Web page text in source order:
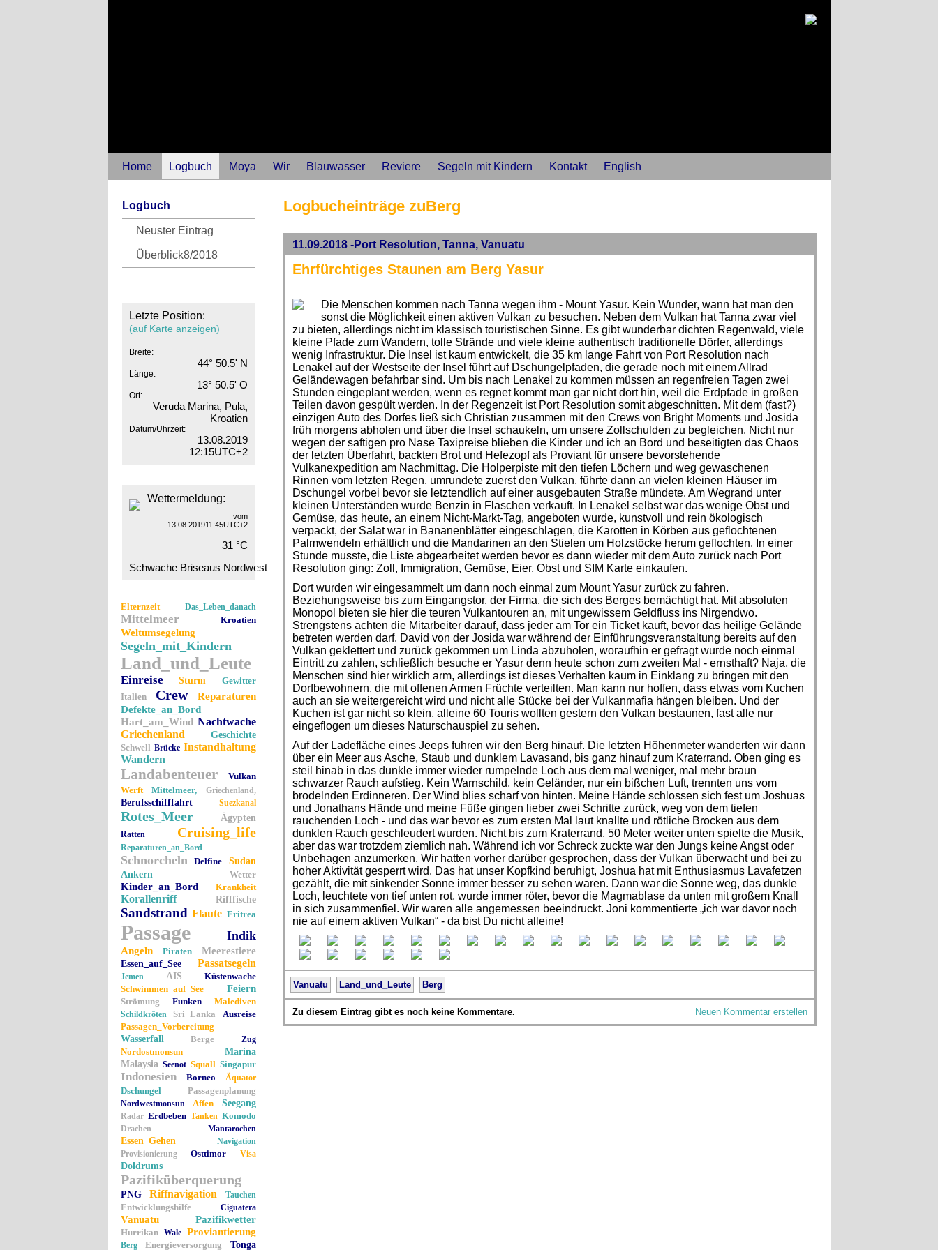
Home Logbuch Moya Wir Blauwasser Reviere Segeln mit Kindern Kontakt English
Logbuch
Neuster Eintrag
Überblick8/2018
Letzte Position:
(auf Karte anzeigen)
Breite:
44° 50.5' N
Länge:
13° 50.5' O
Ort:
Veruda Marina, Pula,
Kroatien
Datum/Uhrzeit:
13.08.2019
12:15UTC+2
Wettermeldung:
vom
13.08.201911:45UTC+2
31 °C
Schwache Briseaus Nordwest
Elternzeit Das_Leben_danach
Mittelmeer Kroatien
Weltumsegelung
Segeln_mit_Kindern
Land_und_Leute
Einreise Sturm
Gewitter
Italien
Crew
Reparaturen
Defekte_an_Bord
Hart_am_Wind Nachtwache
Griechenland
Geschichte
Schwell Brücke Instandhaltung
Wandern
Landabenteuer
Vulkan
Werft
Mittelmeer, Griechenland,
Berufsschifffahrt Suezkanal
Rotes_Meer Ägypten
Ratten Cruising_life
Reparaturen_an_Bord
Schnorcheln Delfine
Sudan
Ankern
Wetter
Kinder_an_Bord Krankheit
Korallenriff Rifffische
Sandstrand Flaute Eritrea
Passage Indik
Angeln Piraten Meerestiere
Essen_auf_See Passatsegeln
Jemen AIS
Küstenwache
Schwimmen_auf_See
Feiern
Strömung Funken Malediven
Schildkröten Sri_Lanka
Ausreise
Passagen_Vorbereitung
Wasserfall
Berge Zug
Nordostmonsun
Marina
Malaysia Seenot Squall Singapur
Indonesien Borneo Äquator
Dschungel Passagenplanung
Nordwestmonsun Affen Seegang
Radar Erdbeben Tanken Komodo
Drachen Mantarochen
Essen_Gehen
Navigation
Provisionierung
Osttimor Visa
Doldrums
Pazifiküberquerung
PNG Riffnavigation Tauchen
Entwicklungshilfe Ciguatera
Vanuatu Pazifikwetter
Hurrikan Wale Proviantierung
Berg Energieversorgung Tonga
Logbucheinträge zuBerg
11.09.2018 -Port Resolution, Tanna, Vanuatu
Ehrfürchtiges Staunen am Berg Yasur
Die Menschen kommen nach Tanna wegen ihm - Mount Yasur. Kein Wunder, wann hat man den
sonst die Möglichkeit einen aktiven Vulkan zu besuchen. Neben dem Vulkan hat Tanna zwar viel
zu bieten, allerdings nicht im klassisch touristischen Sinne. Es gibt wunderbar dichten Regenwald, viele
kleine Pfade zum Wandern, tolle Strände und viele kleine authentisch traditionelle Dörfer, allerdings
wenig Infrastruktur. Die Insel ist kaum entwickelt, die 35 km lange Fahrt von Port Resolution nach
Lenakel auf der Westseite der Insel führt auf Dschungelpfaden, die gerade noch mit einem Allrad
Geländewagen befahrbar sind. Um bis nach Lenakel zu kommen müssen an regenfreien Tagen zwei
Stunden eingeplant werden, wenn es regnet kommt man gar nicht dort hin, weil die Erdpfade in großen
Teilen davon gespült werden. In der Regenzeit ist Port Resolution somit abgeschnitten. Mit dem (fast?)
einzigen Auto des Dorfes ließ sich Christian zusammen mit den Crews von Bright Moments und Josida
früh morgens abholen und über die Insel schaukeln, um unsere Zollschulden zu begleichen. Nicht nur
wegen der saftigen pro Nase Taxipreise blieben die Kinder und ich an Bord und beseitigten das Chaos
der letzten Überfahrt, backten Brot und Hefezopf als Proviant für unsere bevorstehende
Vulkanexpedition am Nachmittag. Die Holperpiste mit den tiefen Löchern und weg gewaschenen
Rinnen vom letzten Regen, umrundete zuerst den Vulkan, führte dann an vielen kleinen Häuser im
Dschungel vorbei bevor sie letztendlich auf einer ausgebauten Straße mündete. Am Wegrand unter
kleinen Unterständen wurde Benzin in Flaschen verkauft. In Lenakel selbst war das wenige Obst und
Gemüse, das heute, an einem Nicht-Markt-Tag, angeboten wurde, kunstvoll und rein ökologisch
verpackt, der Salat war in Bananenblätter eingeschlagen, die Karotten in Körben aus geflochtenen
Palmwendeln erhältlich und die Mandarinen an den Stielen um Holzstöcke herum geflochten. In einer
Stunde musste, die Liste abgearbeitet werden bevor es dann wieder mit dem Auto zurück nach Port
Resolution ging: Zoll, Immigration, Gemüse, Eier, Obst und SIM Karte einkaufen.
Dort wurden wir eingesammelt um dann noch einmal zum Mount Yasur zurück zu fahren.
Beziehungsweise bis zum Eingangstor, der Firma, die sich des Berges bemächtigt hat. Mit absoluten
Monopol bieten sie hier die teuren Vulkantouren an, mit ungewissem Geldfluss ins Nirgendwo.
Strengstens achten die Mitarbeiter darauf, dass jeder am Tor ein Ticket kauft, bevor das heilige Gelände
betreten werden darf. David von der Josida war während der Einführungsveranstaltung bereits auf den
Vulkan geklettert und zurück gekommen um Linda abzuholen, woraufhin er gefragt wurde noch einmal
Eintritt zu zahlen, schließlich besuche er Yasur denn heute schon zum zweiten Mal - ernsthaft? Naja, die
Menschen sind hier wirklich arm, allerdings ist dieses Verhalten kaum in Einklang zu bringen mit den
Dorfbewohnern, die mit offenen Armen Früchte verteilten. Man kann nur hoffen, dass etwas vom Kuchen
auch an sie weitergereicht wird und nicht alle Stücke bei der Vulkanmafia hängen bleiben. Und der
Kuchen ist gar nicht so klein, alleine 60 Touris wollten gestern den Vulkan bestaunen, fast alle nur
eingeflogen um dieses Naturschauspiel zu sehen.
Auf der Ladefläche eines Jeeps fuhren wir den Berg hinauf. Die letzten Höhenmeter wanderten wir dann
über ein Meer aus Asche, Staub und dunklem Lavasand, bis ganz hinauf zum Kraterrand. Oben ging es
steil hinab in das dunkle immer wieder rumpelnde Loch aus dem mal weniger, mal mehr braun
schwarzer Rauch aufstieg. Kein Warnschild, kein Geländer, nur ein bißchen Luft, trennten uns vom
brodelnden Erdinneren. Der Wind blies scharf von hinten. Meine Hände schlossen sich fest um Joshuas
und Jonathans Hände und meine Füße gingen lieber zwei Schritte zurück, weg von dem tiefen
rauchenden Loch - und das war bevor es zum ersten Mal laut knallte und rötliche Brocken aus dem
dunklen Rauch geschleudert wurden. Nicht bis zum Kraterrand, 50 Meter weiter unten spielte die Musik,
aber das war trotzdem ziemlich nah. Während ich vor Schreck zuckte war den Jungs keine Angst oder
Unbehagen anzumerken. Wir hatten vorher darüber gesprochen, dass der Vulkan überwacht und bei zu
hoher Aktivität gesperrt wird. Das hat unser Kopfkind beruhigt, Joshua hat mit Enthusiasmus Lavafetzen
gezählt, die mit sinkender Sonne immer besser zu sehen waren. Dann war die Sonne weg, das dunkle
Loch, leuchtete von tief unten rot, wurde immer röter, bevor die Magmablase da unten mit großem Knall
in sich zusammenfiel. Wir waren alle angemessen beeindruckt. Joni kommentierte „ich war davor noch
nie auf einem aktiven Vulkan“ - da bist Du nicht alleine!
Vanuatu Land_und_Leute Berg
Neuen Kommentar erstellen
Zu diesem Eintrag gibt es noch keine Kommentare.